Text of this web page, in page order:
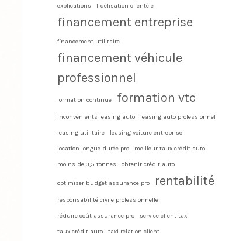
explications fidélisation clientèle
financement entreprise
financement utilitaire
financement véhicule
professionnel
formation continue formation vtc
inconvénients leasing auto leasing auto professionnel
leasing utilitaire leasing voiture entreprise
location longue durée pro meilleur taux crédit auto
moins de 3,5 tonnes obtenir crédit auto
optimiser budget assurance pro rentabilité
responsabilité civile professionnelle
réduire coût assurance pro service client taxi
taux crédit auto taxi relation client